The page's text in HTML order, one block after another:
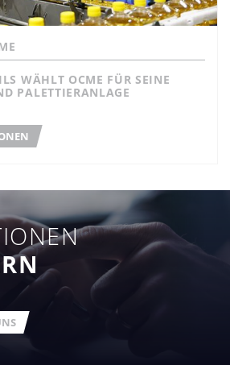
WÄHLT OCME FÜR SEINE
PALETTIERANLAGE